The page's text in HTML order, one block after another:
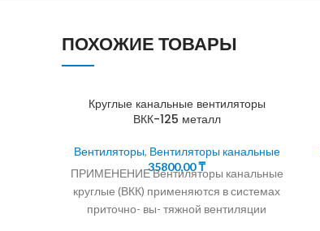
ПОХОЖИЕ ТОВАРЫ
Круглые канальные вентиляторы
ВКК-125 металл
Вентиляторы, Вентиляторы канальные
35800,00₸
ПРИМЕНЕНИЕ Вентиляторы канальные
круглые (ВКК) применяются в системах
приточно- вы- тяжной вентиляции